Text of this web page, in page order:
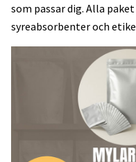
som passar dig. Alla
syreabsorbenter och